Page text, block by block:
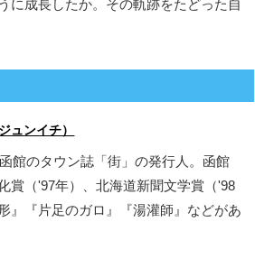
に成長したか。その軌跡をたどった自
ンイチ）
館のタウン誌「街」の発行人。函館
賞（'97年）、北海道新聞文学賞（'98
』『片足のガロ』『湯灌師』などがあ